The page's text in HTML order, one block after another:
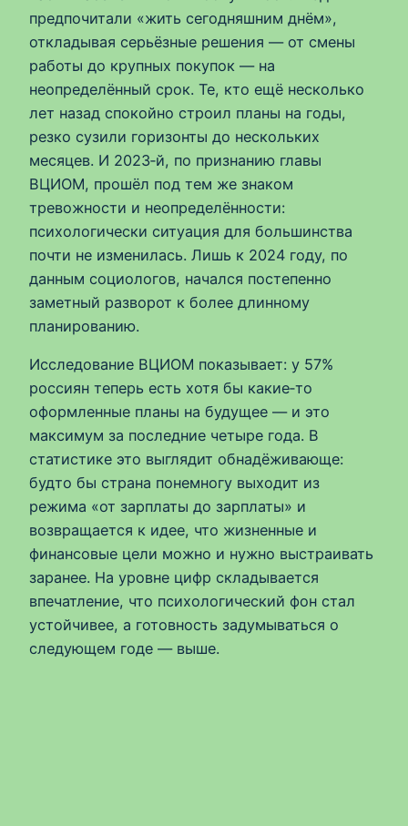
предпочитали «жить сегодняшним днём»,
откладывая серьёзные решения — от смены
работы до крупных покупок — на
неопределённый срок. Те, кто ещё несколько
лет назад спокойно строил планы на годы,
резко сузили горизонты до нескольких
месяцев. И 2023‑й, по признанию главы
ВЦИОМ, прошёл под тем же знаком
тревожности и неопределённости:
психологически ситуация для большинства
почти не изменилась. Лишь к 2024 году, по
данным социологов, начался постепенно
заметный разворот к более длинному
планированию.
Исследование ВЦИОМ показывает: у 57%
россиян теперь есть хотя бы какие‑то
оформленные планы на будущее — и это
максимум за последние четыре года. В
статистике это выглядит обнадёживающе:
будто бы страна понемногу выходит из
режима «от зарплаты до зарплаты» и
возвращается к идее, что жизненные и
финансовые цели можно и нужно выстраивать
заранее. На уровне цифр складывается
впечатление, что психологический фон стал
устойчивее, а готовность задумываться о
следующем годе — выше.